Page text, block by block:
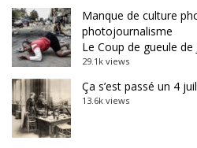
Manque de culture
photojournalisme
Le Coup de gueule
29.1k views
Ça s’est passé un 4
13.6k views